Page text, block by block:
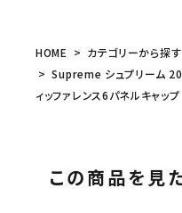
HOME カテゴリーから探す
Supreme シュプリーム
ィッファレンス6パネルキャッ
この商品を見